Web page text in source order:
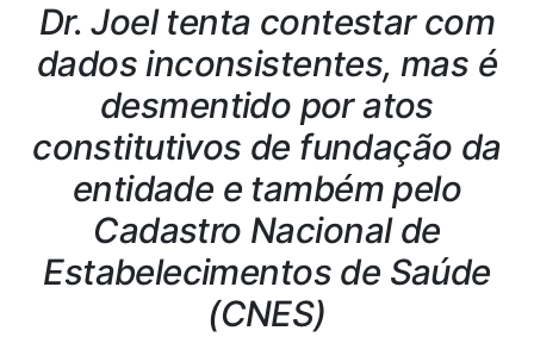
Dr. Joel tenta contestar com
dados inconsistentes, mas é
desmentido por atos
constitutivos de fundação da
entidade e também pelo
Cadastro Nacional de
Estabelecimentos de Saúde
(CNES)